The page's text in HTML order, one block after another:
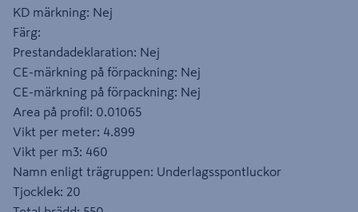
KD märkning: Nej
Färg:
Prestandadeklaration: Nej
CE-märkning på förpackning: Nej
CE-märkning på förpackning: Nej
Area på profil: 0.01065
Vikt per meter: 4.899
Vikt per m3: 460
Namn enligt trägruppen: Underlagsspontluckor
Tjocklek: 20